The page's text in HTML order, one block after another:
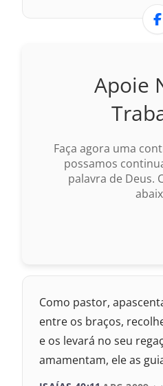
1969 – Almeida
VERSÃO
Nova Versão Internacional
2017 – Nova Almeida
2009 – Almeida Revisada e
1969 – Almeida Revisada e
Apoie
Faça agora uma
possamos
palavra de Deus.
Como pastor,
entre os braços,
e os levará no seu
amamentam, ele as